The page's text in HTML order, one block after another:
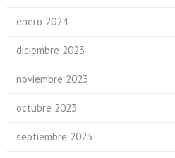
enero 2024
diciembre 2023
noviembre 2023
octubre 2023
septiembre 2023